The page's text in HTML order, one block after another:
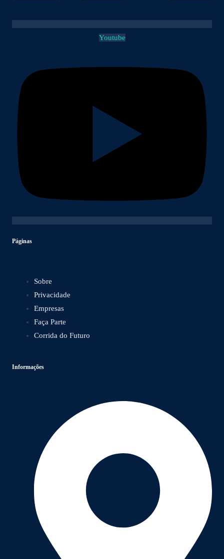
Youtube
Páginas
Sobre
Privacidade
Empresas
Faça Parte
Corrida do Futuro
Informações